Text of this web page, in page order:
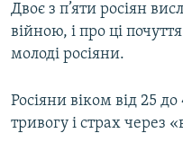
Двоє з п’яти росіян
війною, і про ці
молоді росіяни.
Росіяни віком від 25
тривогу і страх через